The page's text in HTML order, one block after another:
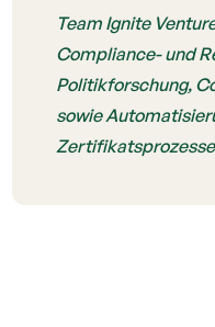
Team Ignite
Compliance- und
Politikforschung,
sowie